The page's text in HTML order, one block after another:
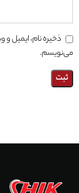
ذخیره نام، ایمیل و
می‌نویسم.